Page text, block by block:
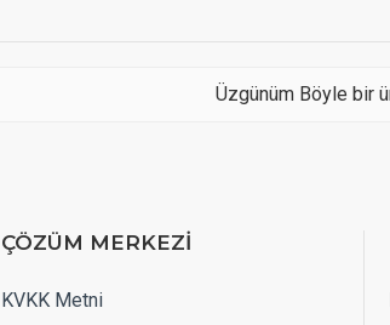
Üzgünüm Böyle bir
ÇÖZÜM MERKEZİ
KVKK Metni